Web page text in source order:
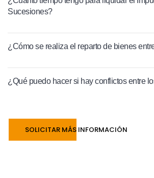
Sucesiones?
¿Cómo se realiza el reparto de bienes
¿Qué puedo hacer si hay conflictos entre
SOLICITAR MÁS INFORMACIÓN